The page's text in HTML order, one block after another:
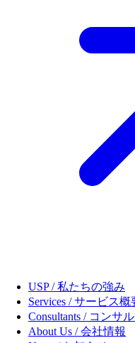
USP / 私たちの強み
Services / サービス概
Consultants / コンサ
About Us / 会社情報